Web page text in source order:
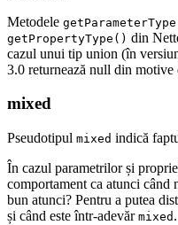
Metodele
getPropertyType() din
cazul unui tip union (în
3.0 returnează null din motive
mixed
Pseudotipul mixed indică
În cazul parametrilor și
comportament ca atunci când
bun atunci? Pentru a putea
și când este într-adevăr mixed .